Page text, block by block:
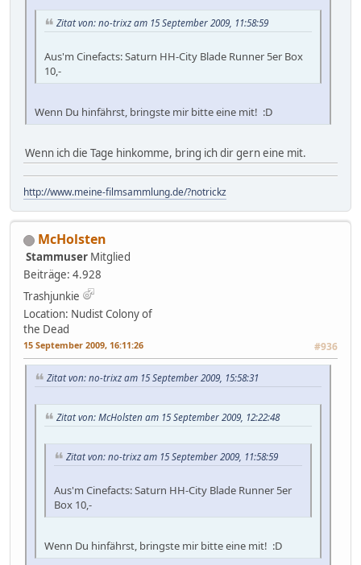
Zitat von: no-trixz am 15 September 2009, 11:58:59
Aus'm Cinefacts: Saturn HH-City Blade Runner 5er Box
10,-
Wenn Du hinfährst, bringste mir bitte eine mit! :D
Wenn ich die Tage hinkomme, bring ich dir gern eine mit.
http://www.meine-filmsammlung.de/?notrickz
McHolsten
Stammuser Mitglied
Beiträge: 4.928
Trashjunkie
Location: Nudist Colony of
the Dead
15 September 2009, 16:11:26 #936
Zitat von: no-trixz am 15 September 2009, 15:58:31
Zitat von: McHolsten am 15 September 2009, 12:22:48
Zitat von: no-trixz am 15 September 2009, 11:58:59
Aus'm Cinefacts: Saturn HH-City Blade Runner 5er
Box 10,-
Wenn Du hinfährst, bringste mir bitte eine mit! :D